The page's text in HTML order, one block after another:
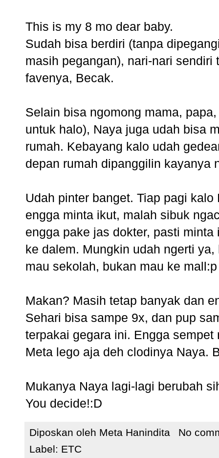
This is my 8 mo dear baby.
Sudah bisa berdiri (tanpa
masih pegangan), nari-nari
favenya, Becak.
Selain bisa ngomong mama,
untuk halo), Naya juga udah bisa
rumah. Kebayang kalo udah
depan rumah dipanggilin kayanya
Udah pinter banget. Tiap pagi
engga minta ikut, malah sibuk
engga pake jas dokter, pasti
ke dalem. Mungkin udah ngerti
mau sekolah, bukan mau ke mall:p
Makan? Masih tetap banyak dan
Sehari bisa sampe 9x, dan pup
terpakai gegara ini. Engga
Meta lego aja deh clodinya Naya.
Mukanya Naya lagi-lagi berubah
You decide!:D
Diposkan oleh Meta Hanindita
No
Label: ETC